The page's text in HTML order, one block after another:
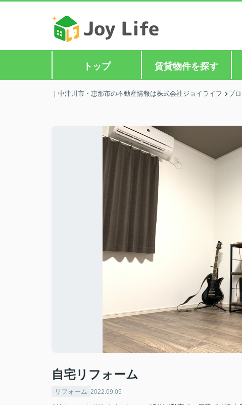
トップ 賃貸物件を探す
｜中津川市・恵那市の不動産情報は株式会社ジョイライフ ブ
自宅リフォーム
リフォーム 2022.09.05